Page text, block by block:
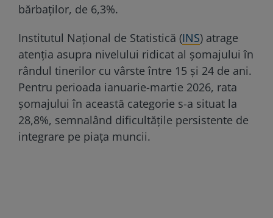
bărbaților, de 6,3%.
Institutul Național de Statistică (INS) atrage
atenția asupra nivelului ridicat al șomajului în
rândul tinerilor cu vârste între 15 și 24 de ani.
Pentru perioada ianuarie-martie 2026, rata
șomajului în această categorie s-a situat la
28,8%, semnalând dificultățile persistente de
integrare pe piața muncii.